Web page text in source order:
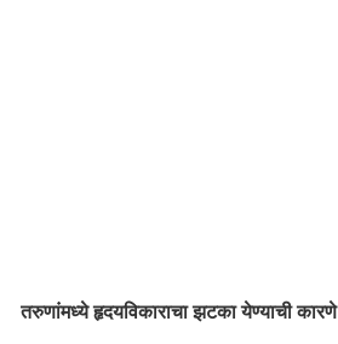
तरुणांमध्ये हृदयविकाराचा झटका येण्याची कारणे